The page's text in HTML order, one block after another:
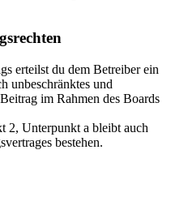
erteilst du dem Betreiber ein
unbeschränktes und
im Rahmen des Boards
2, Unterpunkt a bleibt auch
bestehen.